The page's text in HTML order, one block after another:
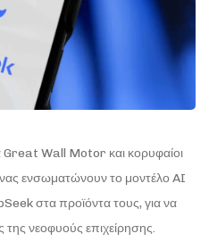
Great Wall Motor και κορυφαίοι
ενσωματώνουν το μοντέλο AI
στα προϊόντα τους, για να
νεοφυούς επιχείρησης.